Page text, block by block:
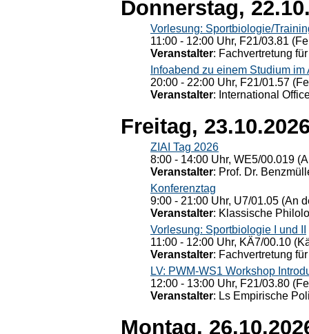
Donnerstag,
Vorlesung: Sportbiologie/
11:00 - 12:00 Uhr, F21/03.81
Veranstalter: Fachvertretung
Infoabend zu einem Studium im
20:00 - 22:00 Uhr, F21/01.57
Veranstalter: International
Freitag,
ZIAI Tag 2026
8:00 - 14:00 Uhr, WE5/00.019
Veranstalter: Prof. Dr.
Konferenztag
9:00 - 21:00 Uhr, U7/01.05 (An
Veranstalter: Klassische
Vorlesung: Sportbiologie I und II
11:00 - 12:00 Uhr, KÄ7/00.10
Veranstalter: Fachvertretung
LV: PWM-WS1 Workshop
12:00 - 13:00 Uhr, F21/03.80
Veranstalter: Ls Empirische
Montag,